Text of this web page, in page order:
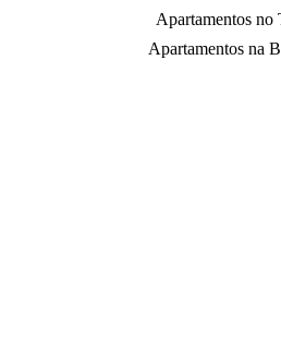
Apartamentos no
Apartamentos na